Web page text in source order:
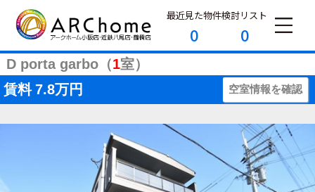
最近見た物件
0
検討リスト
0
D porta garbo（1室）
賃料 7.8万円 空室情報を確認